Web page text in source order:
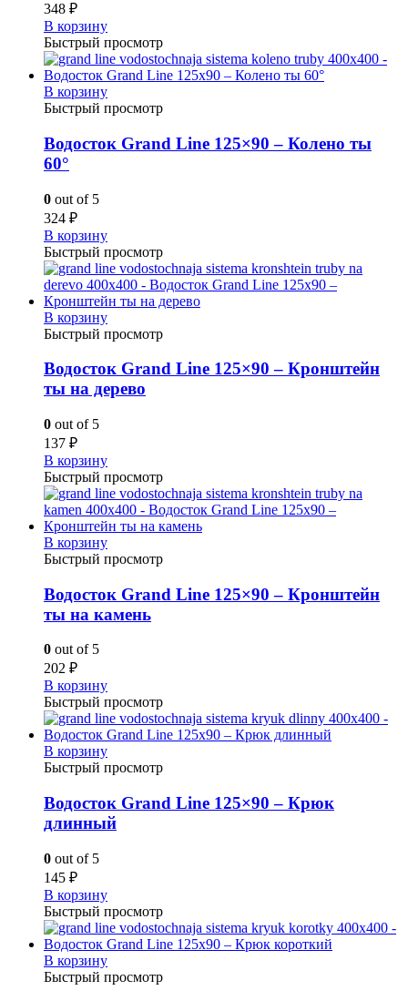
348 ₽
В корзину
Быстрый просмотр
В корзину
Быстрый просмотр
Водосток Grand Line 125×90 – Колено ты
60°
0 out of 5
324 ₽
В корзину
Быстрый просмотр
В корзину
Быстрый просмотр
Водосток Grand Line 125×90 – Кронштейн
ты на дерево
0 out of 5
137 ₽
В корзину
Быстрый просмотр
В корзину
Быстрый просмотр
Водосток Grand Line 125×90 – Кронштейн
ты на камень
0 out of 5
202 ₽
В корзину
Быстрый просмотр
В корзину
Быстрый просмотр
Водосток Grand Line 125×90 – Крюк
длинный
0 out of 5
145 ₽
В корзину
Быстрый просмотр
В корзину
Быстрый просмотр